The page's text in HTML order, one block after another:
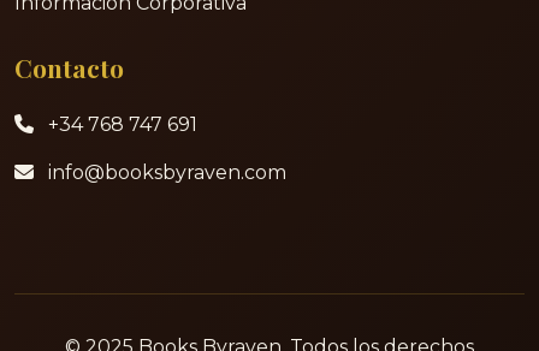
Contacto
+34 768 747 691
info@booksbyraven.com